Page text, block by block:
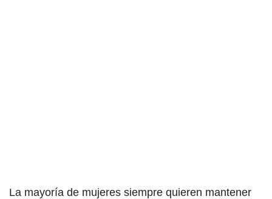
La mayoría de mujeres siempre quieren mantener